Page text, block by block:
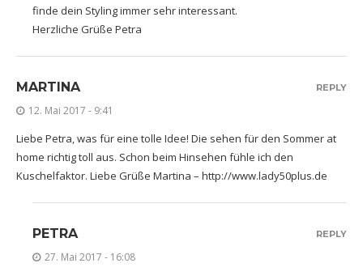
finde dein Styling immer sehr interessant.
Herzliche Grüße Petra
MARTINA
12. Mai 2017 - 9:41
Liebe Petra, was für eine tolle Idee! Die sehen für den Sommer at
home richtig toll aus. Schon beim Hinsehen fühle ich den
Kuschelfaktor. Liebe Grüße Martina – http://www.lady50plus.de
REPLY
PETRA
27. Mai 2017 - 16:08
REPLY